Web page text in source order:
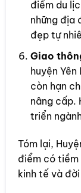
điểm du
những địa
đẹp tự
Giao
huyện
còn hạn
nâng cấp.
triển
Tóm lại,
điểm có tiềm
kinh tế và